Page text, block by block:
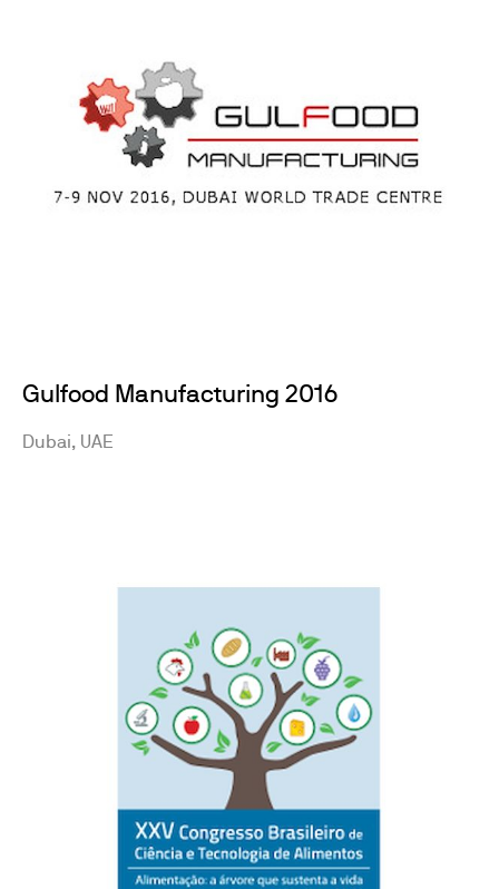
Gulfood Manufacturing 2016
Dubai, UAE